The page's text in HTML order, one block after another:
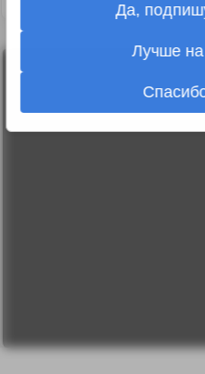
Да,
Лучше на
2010-2026 sdelanounas.ru
E-mail: